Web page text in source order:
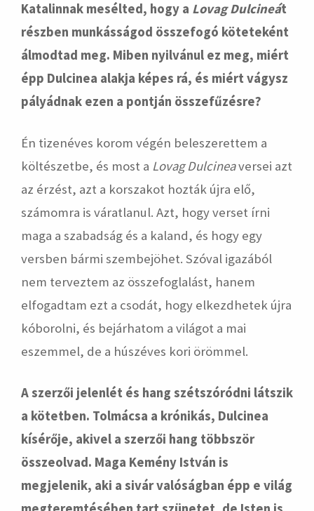
Katalinnak mesélted, hogy a Lovag Dulcineát
részben munkásságod összefogó köteteként
álmodtad meg. Miben nyilvánul ez meg, miért
épp Dulcinea alakja képes rá, és miért vágysz
pályádnak ezen a pontján összefűzésre?
Én tizenéves korom végén beleszerettem a
költészetbe, és most a Lovag Dulcineaversei azt
az érzést, azt a korszakot hozták újra elő,
számomra is váratlanul. Azt, hogy verset írni
maga a szabadság és a kaland, és hogy egy
versben bármi szembejöhet. Szóval igazából
nem terveztem az összefoglalást, hanem
elfogadtam ezt a csodát, hogy elkezdhetek újra
kóborolni, és bejárhatom a világot a mai
eszemmel, de a húszéves kori örömmel.
A szerzői jelenlét és hang szétszóródni látszik
a kötetben. Tolmácsa a krónikás, Dulcinea
kísérője, akivel a szerzői hang többször
összeolvad. Maga Kemény István is
megjelenik, aki a sivár valóságban épp e világ